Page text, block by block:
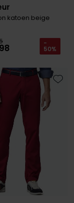
katoen beige
-
50%